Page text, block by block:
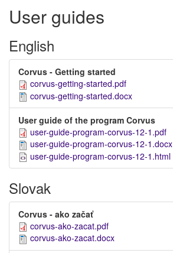
User guides
English
Corvus - Getting started
corvus-getting-started.pdf
corvus-getting-started.docx
User guide of the program Corvus
user-guide-program-corvus-12-1.pdf
user-guide-program-corvus-12-1.docx
user-guide-program-corvus-12-1.html
Slovak
Corvus - ako začať
corvus-ako-zacat.pdf
corvus-ako-zacat.docx